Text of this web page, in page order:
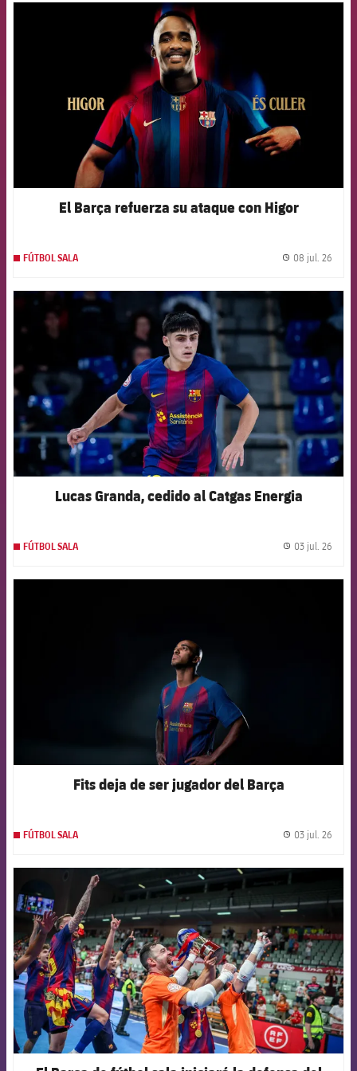
FCB Barcelona badge
El Barça refuerza su ataque con Higor
FÚTBOL SALA 08 jul. 26
FCB Barcelona badge
Lucas Granda, cedido al Catgas Energia
FÚTBOL SALA 03 jul. 26
Fits deja de ser jugador del Barça
FÚTBOL SALA 03 jul. 26
FCB Barcelona badge